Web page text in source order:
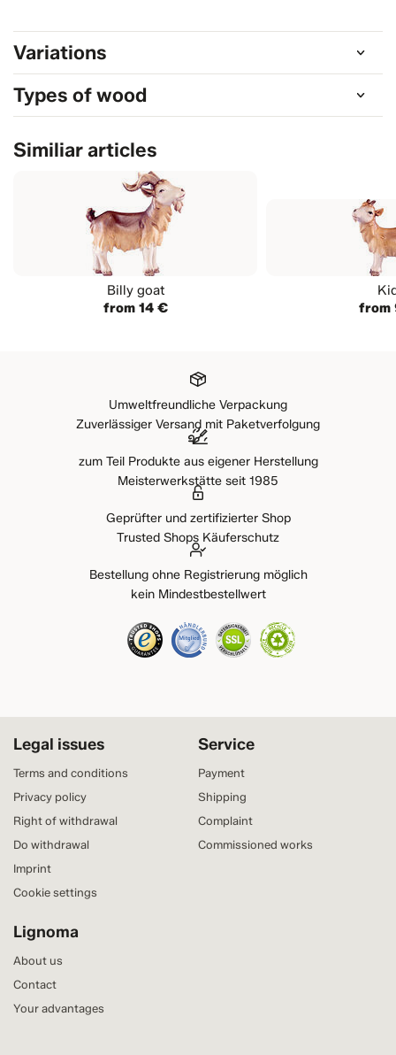
Variations
Types of wood
Similiar articles
Billy goat
from 14 €
from
Umweltfreundliche Verpackung
Zuverlässiger Versand mit Paketverfolgung
zum Teil Produkte aus eigener Herstellung
Meisterwerkstätte seit 1985
Geprüfter und zertifizierter Shop
Trusted Shops Käuferschutz
Bestellung ohne Registrierung möglich
kein Mindestbestellwert
Service
Payment
Shipping
Complaint
Commissioned works
Legal issues
Terms and conditions
Privacy policy
Right of withdrawal
Do withdrawal
Imprint
Cookie settings
Lignoma
About us
Contact
Your advantages